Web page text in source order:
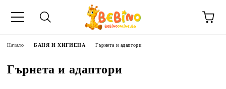
Начало БАНЯ И ХИГИЕНА Гърнета и адаптори
Гърнета и адаптори